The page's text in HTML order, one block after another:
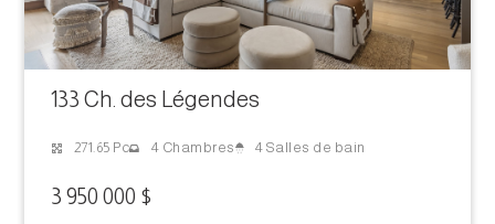
133 Ch. des Légendes
271.65 Pc 4 Chambres 4 Salles de bain
3 950 000 $